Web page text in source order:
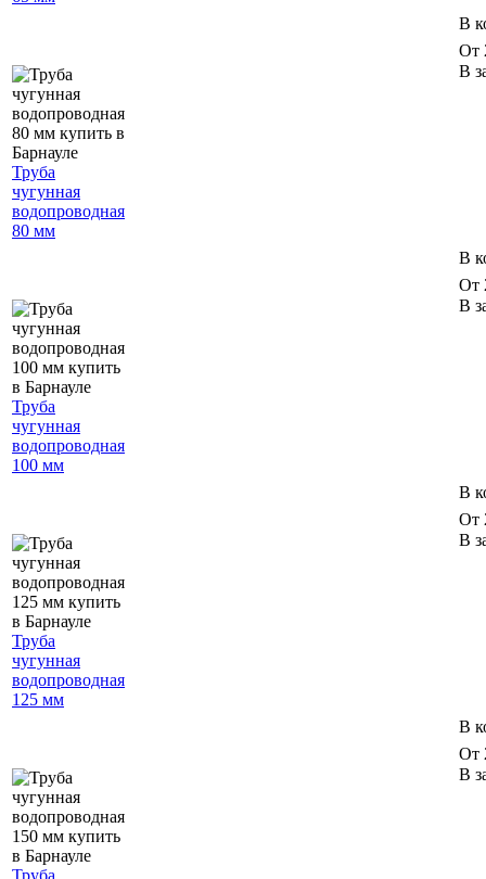
В
Труба
чугунная
водопроводная
80 мм
От
В
В
Труба
чугунная
водопроводная
100 мм
От
В
В
Труба
чугунная
водопроводная
125 мм
От
В
В
Труба
От
В